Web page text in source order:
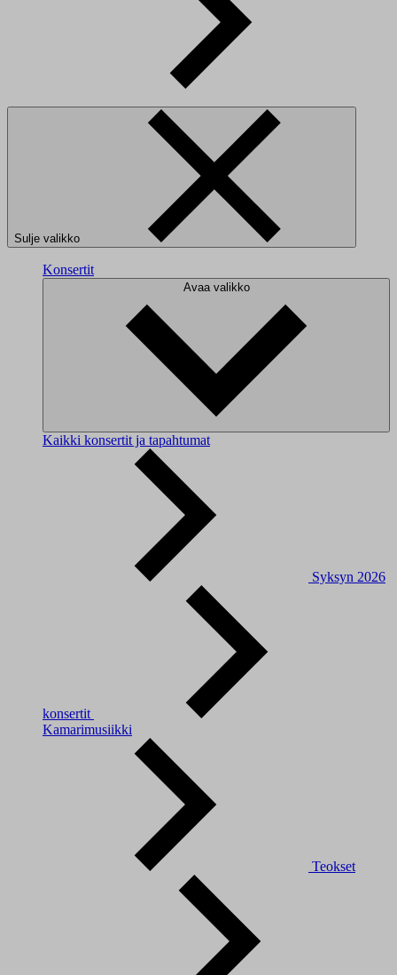
Sulje valikko
Konsertit
Avaa valikko
Kaikki konsertit ja tapahtumat
Syksyn 2026
konsertit
Kamarimusiikki
Teokset